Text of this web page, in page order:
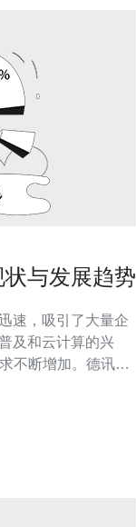
与发展趋势
速，吸引了大量企
及和云计算的兴
不断增加。德讯电